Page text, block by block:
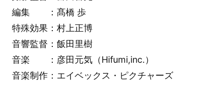
編集 ：髙橋 歩
特殊効果：村上正博
音響監督：飯田里樹
音楽 ：彦田元気（Hifumi,inc.）
音楽制作：エイベックス・ピクチャーズ